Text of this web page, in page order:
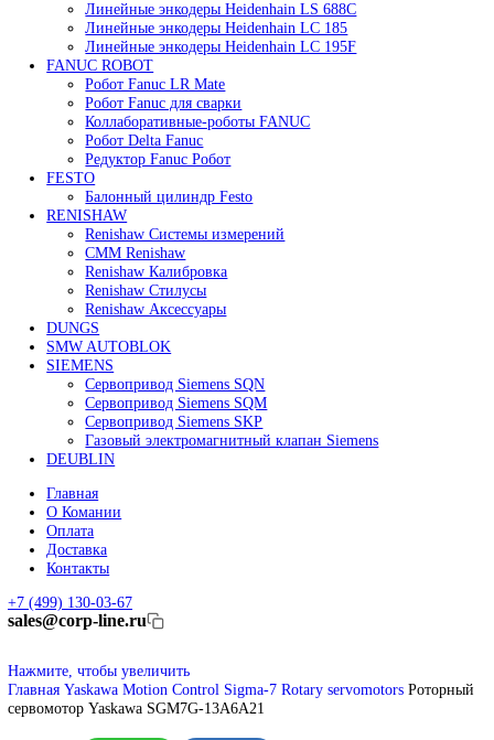
FANUC
Контроллеры Fanuc
Сервоуселители Fanuc
Энкодеры Fanuc
Fanuc PCB Плата
Серводвигатели Fanuc
MITSUBISHI ELECTRIC
Сервоприводы Mitsubishi
HEIDENHAIN
Линейные энкодеры Heidenhain LS 628C
Линейные энкодеры Heidenhain LS 688C
Линейные энкодеры Heidenhain LC 185
Линейные энкодеры Heidenhain LC 195F
FANUC ROBOT
Робот Fanuc LR Mate
Робот Fanuc для сварки
Коллаборативные-роботы FANUC
Робот Delta Fanuc
Редуктор Fanuc Робот
FESTO
Балонный цилиндр Festo
Renishaw Системы измерений
CMM Renishaw
Renishaw Калибровка
Renishaw Cтилусы
DUNGS
SMW AUTOBLOK
Сервопривод Siemens SQN
Сервопривод Siemens SQM
Сервопривод Siemens SKP
Газовый электромагнитный клапан Siemens